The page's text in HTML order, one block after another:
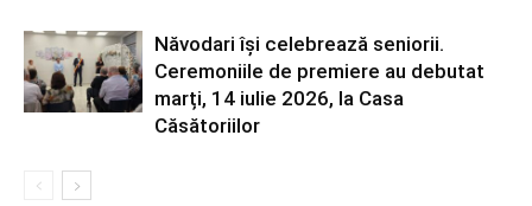
Năvodari își celebrează seniorii.
Ceremoniile de premiere au debutat
marți, 14 iulie 2026, la Casa
Căsătoriilor